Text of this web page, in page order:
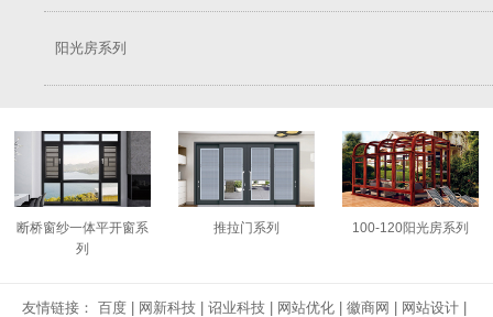
阳光房系列
断桥窗纱一体平开窗系
列
推拉门系列 100-120阳光房系列
友情链接： 百度 网新科技 诏业科技 网站优化 徽商网 网站设计